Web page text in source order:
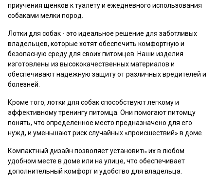
приучения щенков к туалету и ежедневного использования
собаками мелки пород.
Лотки для собак - это идеальное решение для заботливых
владельцев, которые хотят обеспечить комфортную и
безопасную среду для своих питомцев. Наши изделия
изготовлены из высококачественных материалов и
обеспечивают надежную защиту от различных вредителей и
болезней.
Кроме того, лотки для собак способствуют легкому и
эффективному тренингу питомца. Они помогают питомцу
понять, что определенное место предназначено для его
нужд, и уменьшают риск случайных «происшествий» в доме.
Компактный дизайн позволяет установить их в любом
удобном месте в доме или на улице, что обеспечивает
дополнительный комфорт и удобство для владельца.